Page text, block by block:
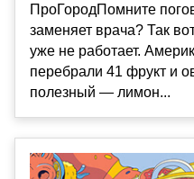
ПроГородПомните
заменяет врача? Так
уже не работает.
перебрали 41 фрукт и
полезный — лимон...